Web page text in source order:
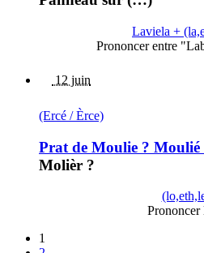
Laviela +
Prononcer entre
12 juin
(Ercé / Èrce)
Prat de Moulie ? Moulié
Molièr ?
Prononcer
1